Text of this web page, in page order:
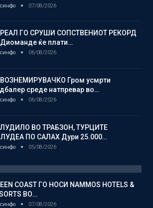
07/08/2026
РЕАЛ ГО СРУШИ СОПСТВЕНИОТ РЕКОРД
ќе плати…
06/08/2026
ВОЗНЕМИРУВАЧКО Гром усмрти
среде натпревар во…
06/08/2026
ЛУДИЛО ВО ТРАБЗОН, ТУРЦИТЕ
ПО САЛАХ Дури 25.000…
05/08/2026
COAST ГО НОСИ NAMMOS HOTELS &
ВО…
07/08/2026